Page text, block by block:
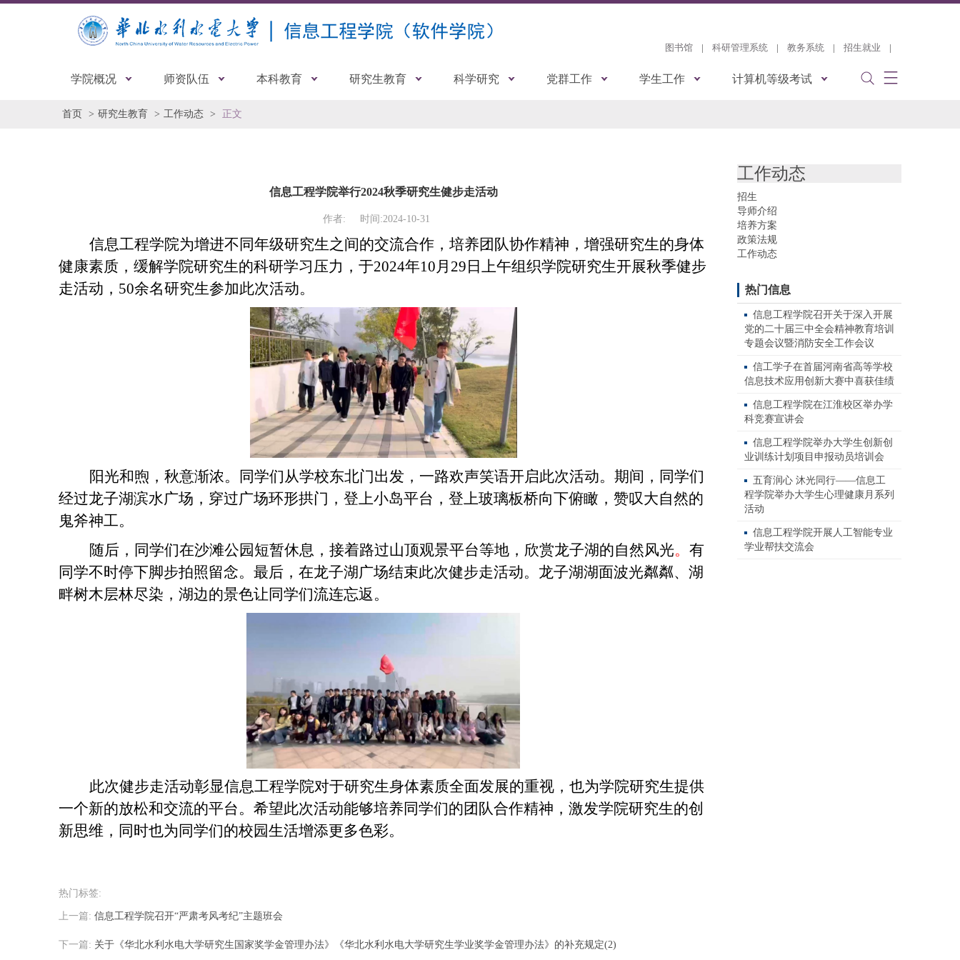
图书馆 | 科研管理系统 | 教务系统 | 招生就业 |
学院概况 师资队伍 本科教育 研究生教育 科学研究 党群工作 学生工作 计算机等级考试
首页 研究生教育 工作动态 正文
信息工程学院举行2024秋季研究生健步走活动
作者: 时间:2024-10-31
信息工程学院为增进不同年级研究生之间的交流合作， 培养团队协作精神，增强研究生的身体
健康素质， 缓解学院研究生的科研学习压力，于2024年10月29日上午组织学院研究生开展秋季健步
走活动， 50余名研究生参加此次活动。
阳光和煦，秋意渐浓。同学们从学校东北门出发，一路欢声笑语开启此次活动。 期间 ，同学们
经过龙子湖滨水广场，穿过广场环形拱门，登上小岛平台，登上玻璃板桥向下俯瞰，赞叹大自然的
鬼斧神工。
随后，同学们在沙滩公园短暂休息，接着路过山顶观景平台等地，欣赏龙子湖的自然风光。 有
同学不时停下脚步拍照留念。最后，在龙子湖广场结束此次健步走活动。龙子湖湖面波光粼粼、湖
畔树木层林尽染，湖边的景色让同学们流连忘返。
此次健步走活动彰显信息工程学院对于研究生身体素质全面发展的重视，也为学院研究生提供
一个新的放松和交流的平台。希望此次活动能够培养同学们的团队合作精神，激发学院研究生的创
新思维，同时也为同学们的校园生活增添更多色彩。
热门标签:
上一篇: 信息工程学院召开“严肃考风考纪”主题班会
下一篇: 关于《华北水利水电大学研究生国家奖学金管理办法》《华北水利水电大学研究生学业奖学金管理办法》的补充规定(2)
工作动态
招生
导师介绍
培养方案
政策法规
工作动态
热门信息
信息工程学院召开关于深入开展
党的二十届三中全会精神教育培训
专题会议暨消防安全工作会议
信工学子在首届河南省高等学校
信息技术应用创新大赛中喜获佳绩
信息工程学院在江淮校区举办学
科竞赛宣讲会
信息工程学院举办大学生创新创
业训练计划项目申报动员培训会
五育润心 沐光同行——信息工
程学院举办大学生心理健康月系列
活动
信息工程学院开展人工智能专业
学业帮扶交流会